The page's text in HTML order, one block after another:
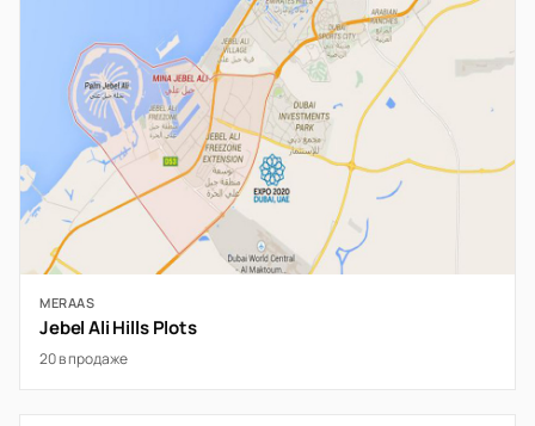
MERAAS
Jebel Ali Hills Plots
20 в продаже